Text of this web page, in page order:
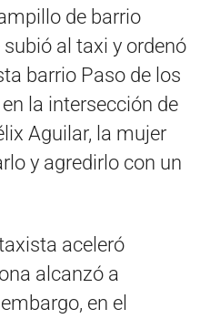
de barrio
al taxi y ordenó
barrio Paso de los
la intersección de
Aguilar, la mujer
y agredirlo con un
aceleró
alcanzó a
en el